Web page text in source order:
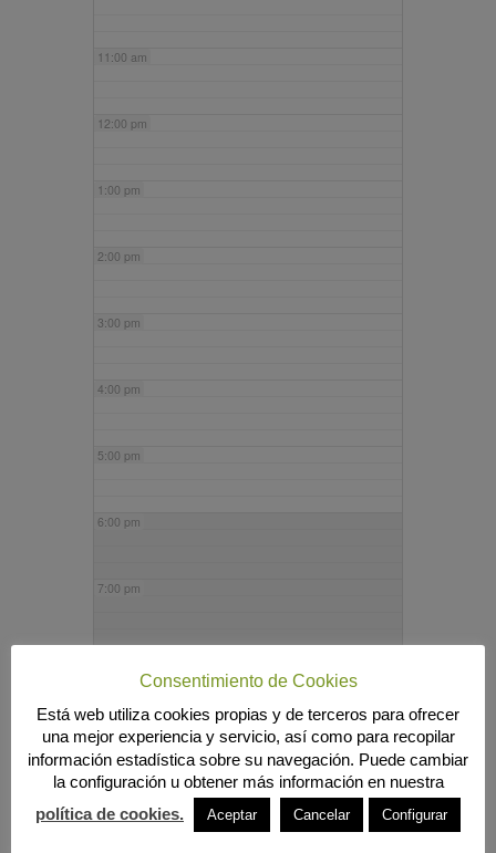
11:00 am
12:00 pm
1:00 pm
2:00 pm
3:00 pm
4:00 pm
5:00 pm
6:00 pm
7:00 pm
9:00 pm
10:00 pm
Consentimiento de Cookies
Está web utiliza cookies propias y de terceros para ofrecer
una mejor experiencia y servicio, así como para recopilar
información estadística sobre su navegación. Puede cambiar
la configuración u obtener más información en nuestra
política de cookies.
Aceptar Cancelar Configurar